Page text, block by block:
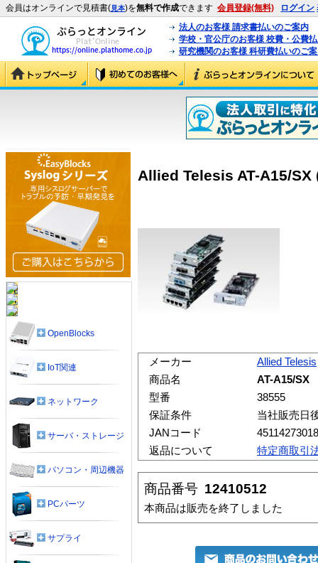
会員はオンラインで見積書(見本)を無料で作成できます 会員登録(無料) ログイン
法人のお客様 請求書払いのご案内
学校・官公庁のお客様 校費・公費
研究機関のお客様 科研費払いのご
Allied Telesis AT-A15/SX
メーカー
Allied Telesis
商品名
AT-A15/SX
型番
38555
保証条件
当社販売日
JANコード
返品について
特定商取引
商品番号 12410512
本商品は販売を終了しました
OpenBlocks
IoT関連
ネットワーク
サーバ・ストレージ
パソコン・周辺機器
PCパーツ
サプライ